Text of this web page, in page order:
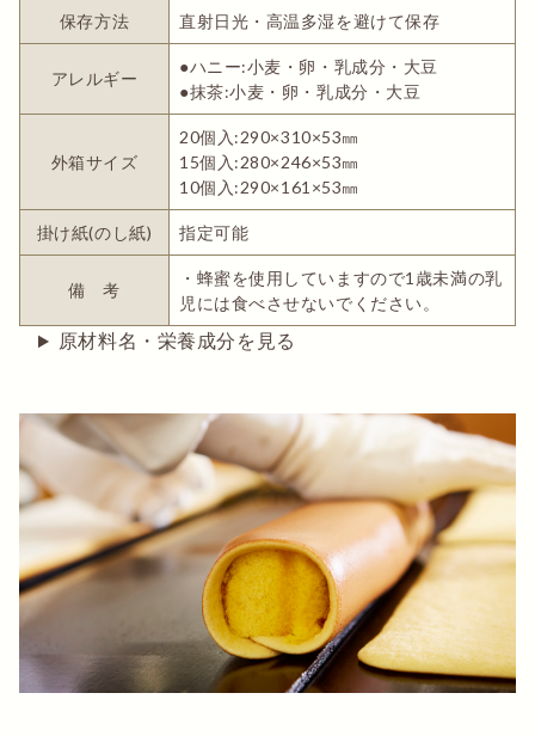
保存方法 直射日光・高温多湿を避けて保存
アレルギー
●ハニー:小麦・卵・乳成分・大豆
●抹茶:小麦・卵・乳成分・大豆
外箱サイズ
20個入:290×310×53㎜
15個入:280×246×53㎜
10個入:290×161×53㎜
掛け紙(のし紙) 指定可能
備 考
・蜂蜜を使用していますので1歳未満の乳
児には食べさせないでください。
原材料名・栄養成分を見る